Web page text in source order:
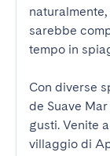
sarebbe
tempo in
Con diverse
de Suave
gusti. Venite
villaggio di